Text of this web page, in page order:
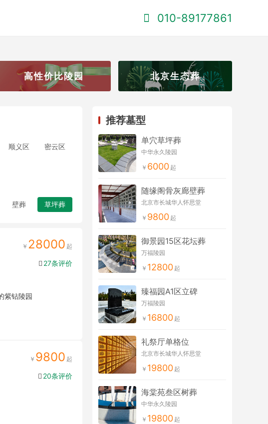
010-89177861
高性价比陵园 北京生态葬
顺义区
密云区
壁葬 草坪葬
28000
27条评价
紫钻陵园
9800
20条评价
推荐墓型
单穴草坪葬
中华永久陵园
6000
随缘阁骨灰廊壁葬
北京市长城华人怀思堂
9800
御景园15区花坛葬
万福陵园
12800
臻福园A1区立碑
万福陵园
16800
礼祭厅单格位
北京市长城华人怀思堂
19800
海棠苑叁区树葬
中华永久陵园
19800